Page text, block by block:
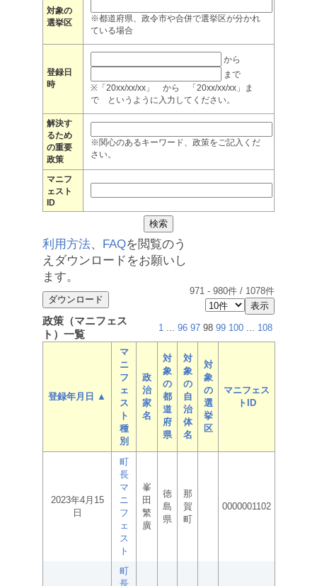
対象の
選挙区
※都道府県、政令市や合併で選挙区が分かれ
ている場合
登録日
時
から
まで
※「20xx/xx/xx」 から 「20xx/xx/xx」ま
で というように入力してください。
解決す
るため
の重要
政策
※関心のあるキーワード、政策をご記入くだ
さい。
マニフ
ェスト
ID
利用方法、 FAQを閲覧のう
えダウンロードをお願いし
ます。
971 - 980件 / 1078件
政策（マニフェス
ト）一覧
1 ... 96 97 98 99 100 ... 108
登録年月日 ▲
マ
ニ
フ
ェ
ス
ト
種
別
政
治
家
名
対
象
の
都
道
府
県
対
象
の
自
治
体
名
対
象
の
選
挙
区
マニフェス
トID
2023年4月15
日
町
長
マ
ニ
フ
ェ
ス
ト
峯
田
繁
廣
徳
島
県
那
賀
町
0000001102
町
長